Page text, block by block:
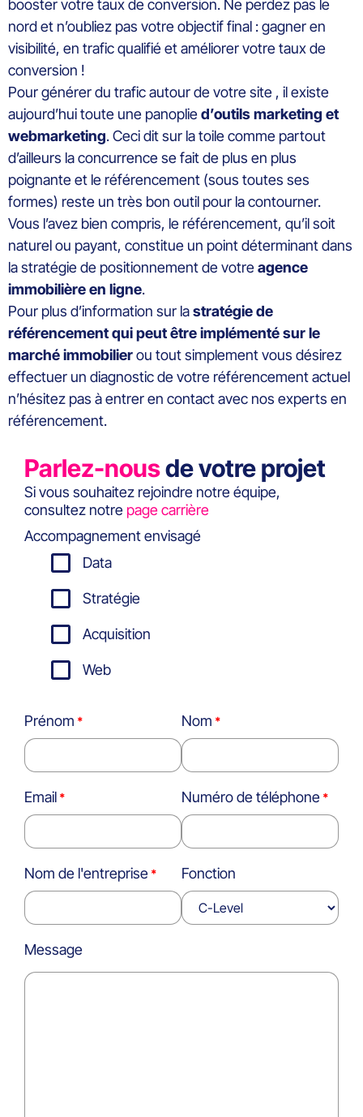
booster votre taux de conversion. Ne perdez pas le
nord et n’oubliez pas votre objectif final : gagner en
visibilité, en trafic qualifié et améliorer votre taux de
conversion !
Pour générer du trafic autour de votre site , il existe
aujourd’hui toute une panoplied’outils marketing et
webmarketing. Ceci dit sur la toile comme partout
d’ailleurs la concurrence se fait de plus en plus
poignante et le référencement (sous toutes ses
formes) reste un très bon outil pour la contourner.
Vous l’avez bien compris, le référencement, qu’il soit
naturel ou payant, constitue un point déterminant dans
la stratégie de positionnement de votreagence
immobilière en ligne.
Pour plus d’information sur lastratégie de
référencement qui peut être implémenté sur le
marché immobilierou tout simplement vous désirez
effectuer un diagnostic de votre référencement actuel
n’hésitez pas à entrer en contact avec nos experts en
référencement.
Parlez-nousde votre projet
Si vous souhaitez rejoindre notre équipe,
consultez notre page carrière
Accompagnement envisagé
Data
Stratégie
Acquisition
Web
Prénom Nom
Email Numéro de téléphone
Nom de l'entreprise Fonction
Message